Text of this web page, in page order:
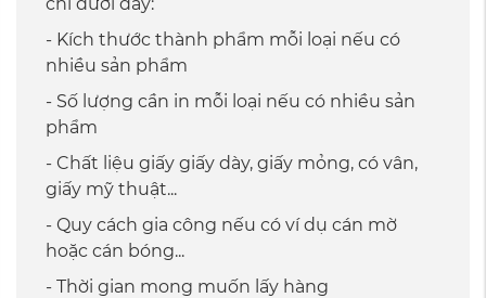
- Kích thước thành phẩm mỗi loại nếu có
nhiều sản phẩm
- Số lượng cần in mỗi loại nếu có nhiều sản
phẩm
- Chất liệu giấy giấy dày, giấy mỏng, có vân,
giấy mỹ thuật...
- Quy cách gia công nếu có ví dụ cán mờ
hoặc cán bóng...
- Thời gian mong muốn lấy hàng